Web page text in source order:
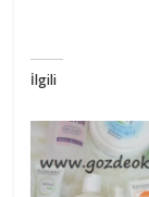
İlgili